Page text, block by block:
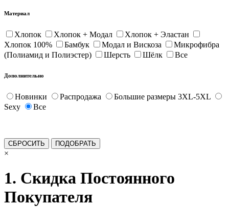
Материал
Хлопок Хлопок + Модал
Хлопок + Эластан
Хлопок 100%
Бамбук Модал и Вискоза
Микрофибра
(Полиамид и Полиэстер)
Шерсть Шёлк Все
Дополнительно
Новинки Распродажа
Большие размеры 3XL-5XL
Sexy
Все
×
1. Скидка Постоянного
Покупателя